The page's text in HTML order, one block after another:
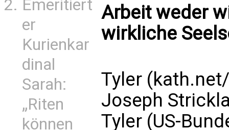
Emeritiert
er
Kurienkar
dinal
Sarah:
„Riten
können
Arbeit weder
wirkliche
Tyler (kath.net/
Joseph
Tyler (US-